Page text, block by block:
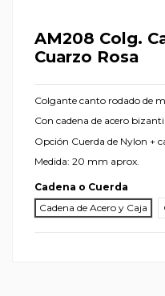
AM208 Colg.
Cuarzo Rosa
Colgante canto rodado de
Con cadena de acero
Opción Cuerda de Nylon +
Medida: 20 mm aprox.
Cadena o Cuerda
Cadena de Acero y Caja